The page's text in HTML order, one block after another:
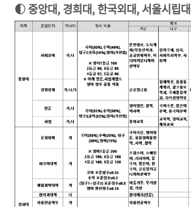
◐ 중앙대, 경희대, 한국외대, 서울시립대